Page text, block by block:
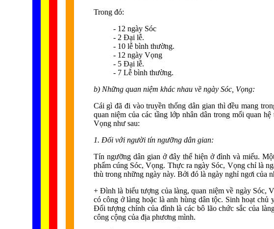
Trong đó:
- 12 ngày Sóc
- 2 Đại lễ.
- 10 lễ bình thường.
- 12 ngày Vọng
- 5 Đại lễ.
- 7 Lễ bình thường.
b) Những quan niệm khác nhau về ngày Sóc, Vọng:
Cái gì đã đi vào truyền thống dân gian thì đều mang
quan niệm của các tầng lớp nhân dân trong mối quan
Vọng như sau:
1. Đối với người tín ngưỡng dân gian:
Tín ngưỡng dân gian ở đây thể hiện ở đình và miếu.
phẩm cúng Sóc, Vọng. Thực ra ngày Sóc, Vọng chỉ là
thù trong những ngày này. Bởi đó là ngày nghỉ ngơi của
+ Đình là biểu tượng của làng, quan niệm về ngày Sóc,
có công ở làng hoặc là anh hùng dân tộc. Sinh hoạt
Đối tượng chính của đình là các bô lão chức sắc của
công cộng của địa phương mình.